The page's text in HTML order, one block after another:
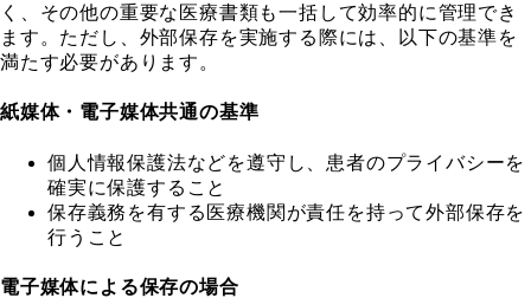
く、その他の重要な医療書類も一括して効率的に管理でき
ます。ただし、外部保存を実施する際には、以下の基準を
満たす必要があります。
紙媒体・電子媒体共通の基準
個人情報保護法などを遵守し、患者のプライバシーを
確実に保護すること
保存義務を有する医療機関が責任を持って外部保存を
行うこと
電子媒体による保存の場合